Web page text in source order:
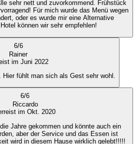
sehr nett und zuvorkommend. Frühstück
Für mich wurde das Menü wegen
oder es wurde mir eine Alternative
können wir sehr empfehlen!
6/6
Rainer
im Juni 2022
fühlt man sich als Gest sehr wohl.
6/6
Riccardo
im Okt. 2020
Jahre gekommen und könnte auch ein
aber der Service und das Essen ist
wird in diesem Hause wirklich gelebt!!!!!